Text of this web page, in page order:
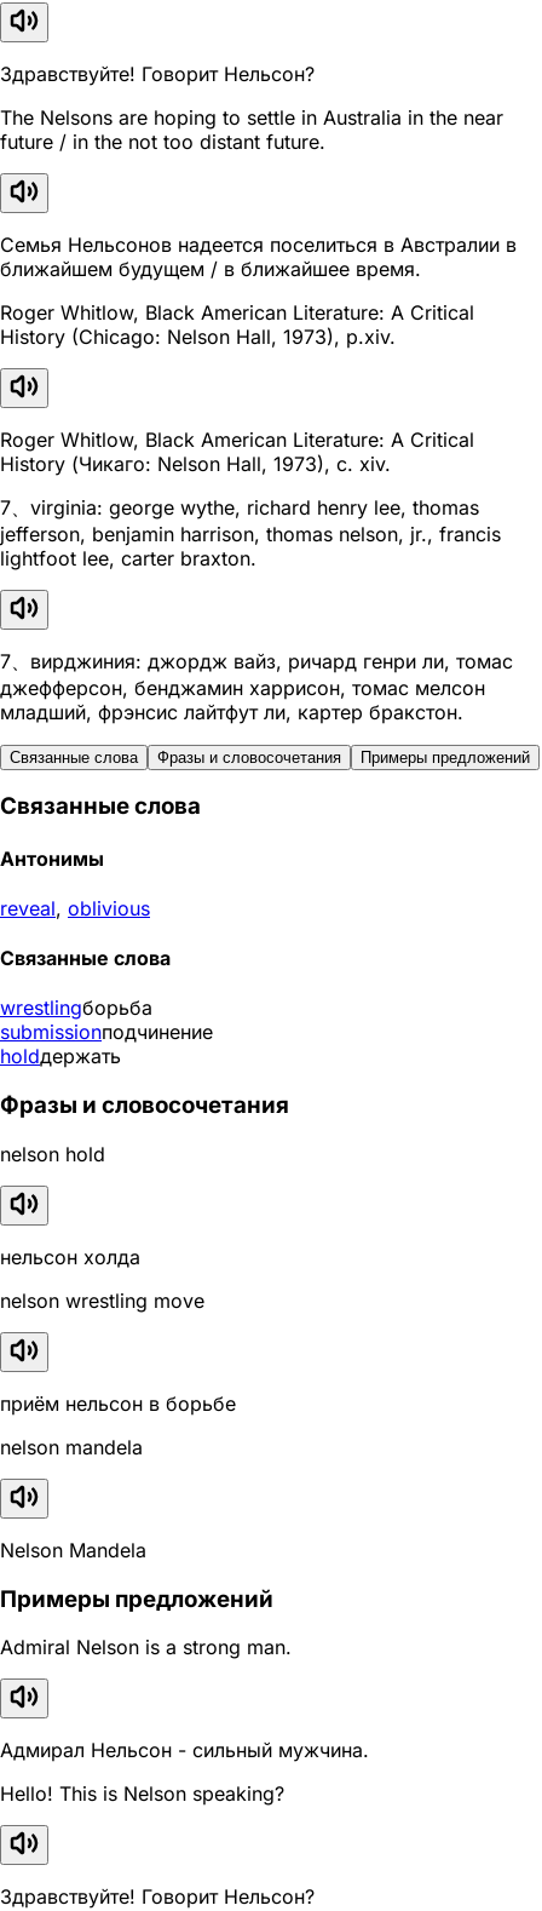
Здравствуйте! Говорит Нельсон?
The Nelsons are hoping to settle in Australia in the near
future / in the not too distant future.
Семья Нельсонов надеется поселиться в Австралии в
ближайшем будущем / в ближайшее время.
Roger Whitlow, Black American Literature: A Critical
History (Chicago: Nelson Hall, 1973), p.xiv.
Roger Whitlow, Black American Literature: A Critical
History (Чикаго: Nelson Hall, 1973), с. xiv.
7、virginia: george wythe, richard henry lee, thomas
jefferson, benjamin harrison, thomas nelson, jr., francis
lightfoot lee, carter braxton.
7、вирджиния: джордж вайз, ричард генри ли, томас
джефферсон, бенджамин харрисон, томас мелсон
младший, фрэнсис лайтфут ли, картер бракстон.
Связанные слова Фразы и словосочетания Примеры предложений
Связанные слова
Антонимы
reveal, oblivious
Связанные слова
wrestlingборьба
submissionподчинение
holdдержать
Фразы и словосочетания
nelson hold
нельсон холда
nelson wrestling move
приём нельсон в борьбе
nelson mandela
Nelson Mandela
Примеры предложений
Admiral Nelson is a strong man.
Адмирал Нельсон - сильный мужчина.
Hello! This is Nelson speaking?
Здравствуйте! Говорит Нельсон?